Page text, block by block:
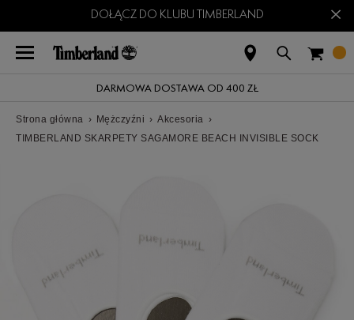
DOŁĄCZ DO KLUBU TIMBERLAND ×
DARMOWA DOSTAWA OD 400 ZŁ
Strona główna › Mężczyźni › Akcesoria ›
TIMBERLAND SKARPETY SAGAMORE BEACH INVISIBLE SOCK